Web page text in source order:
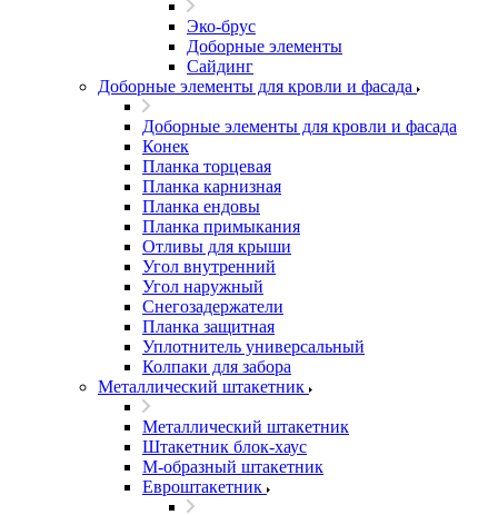
Эко-брус
Доборные элементы
Сайдинг
Доборные элементы для кровли и фасада
Доборные элементы для кровли и фасада
Конек
Планка торцевая
Планка карнизная
Планка ендовы
Планка примыкания
Отливы для крыши
Угол внутренний
Угол наружный
Снегозадержатели
Планка защитная
Уплотнитель универсальный
Колпаки для забора
Металлический штакетник
Металлический штакетник
Штакетник блок-хаус
М-образный штакетник
Евроштакетник